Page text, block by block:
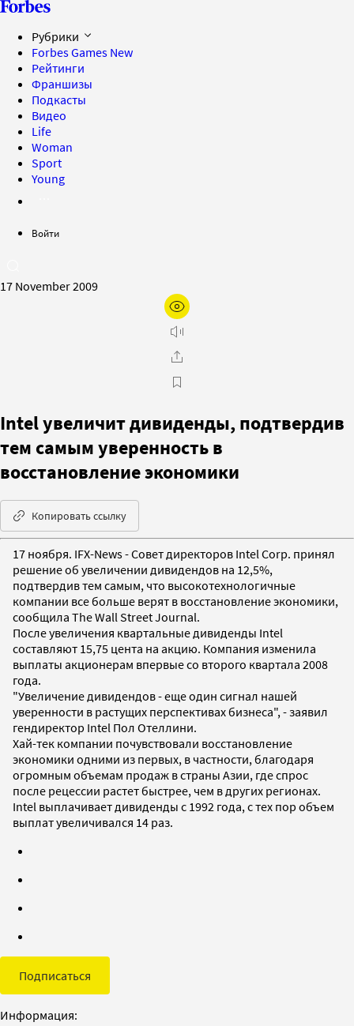
Рубрики
Forbes Games New
Рейтинги
Франшизы
Подкасты
Видео
Life
Woman
Sport
Young
Войти
17 November 2009
Intel увеличит дивиденды, подтвердив
тем самым уверенность в
восстановление экономики
Копировать ссылку
17 ноября. IFX-News - Совет директоров Intel Corp. принял
решение об увеличении дивидендов на 12,5%,
подтвердив тем самым, что высокотехнологичные
компании все больше верят в восстановление экономики,
сообщила The Wall Street Journal.
После увеличения квартальные дивиденды Intel
составляют 15,75 цента на акцию. Компания изменила
выплаты акционерам впервые со второго квартала 2008
года.
"Увеличение дивидендов - еще один сигнал нашей
уверенности в растущих перспективах бизнеса", - заявил
гендиректор Intel Пол Отеллини.
Хай-тек компании почувствовали восстановление
экономики одними из первых, в частности, благодаря
огромным объемам продаж в страны Азии, где спрос
после рецессии растет быстрее, чем в других регионах.
Intel выплачивает дивиденды с 1992 года, с тех пор объем
выплат увеличивался 14 раз.
Подписаться
Информация: